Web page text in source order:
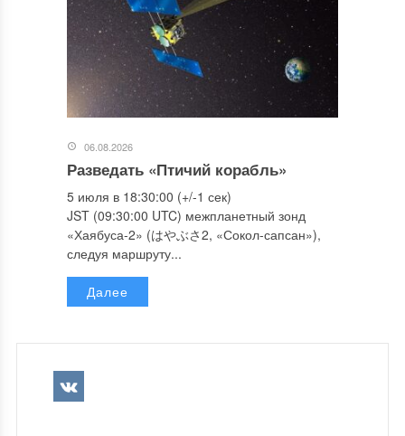
06.08.2026
Разведать «Птичий корабль»
5 июля в 18:30:00 (+/-1 сек)
JST (09:30:00 UTC) межпланетный зонд
«Хаябуса-2» (はやぶさ2, «Сокол-сапсан»),
следуя маршруту...
Далее